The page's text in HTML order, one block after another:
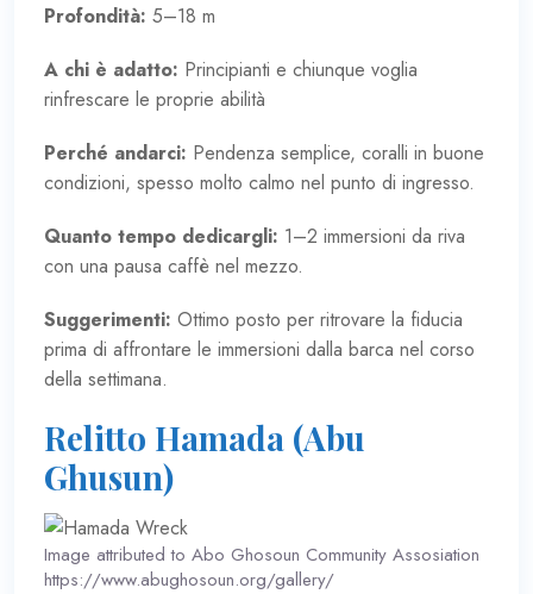
Profondità: 5–18 m
A chi è adatto: Principianti e chiunque voglia
rinfrescare le proprie abilità
Perché andarci: Pendenza semplice, coralli in buone
condizioni, spesso molto calmo nel punto di ingresso.
Quanto tempo dedicargli: 1–2 immersioni da riva
con una pausa caffè nel mezzo.
Suggerimenti: Ottimo posto per ritrovare la fiducia
prima di affrontare le immersioni dalla barca nel corso
della settimana.
Relitto Hamada (Abu
Ghusun)
Image attributed to Abo Ghosoun Community Assosiation
https://www.abughosoun.org/gallery/